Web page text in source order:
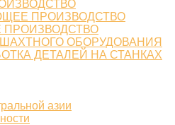
ПРОИЗВОДСТВО
ПРОИЗВОДСТВО
ОБОРУДОВАНИЯ
ДЕТАЛЕЙ НА СТАНКАХ
азии